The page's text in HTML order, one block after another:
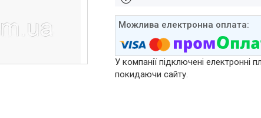
У компанії підключені електронні
покидаючи сайту.